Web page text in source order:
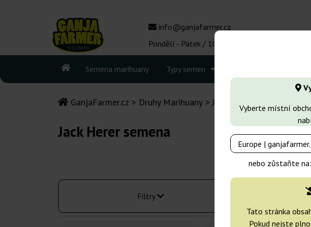
Vyberte místní
nebo zůstaňte na:
Tato stránka
Pokud nejste
info@ganjafarmer.cz
Pondělí - Pátek / 10:00 - 16:00
Semena marihuany Typy semen Druhy
GanjaFarmer.cz Druhy Marihuany Jack Herer
Jack Herer semena
Filtry